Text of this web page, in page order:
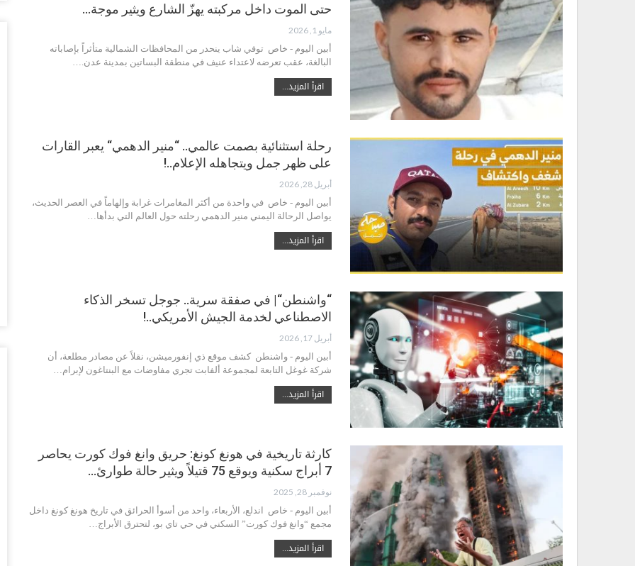
حتى الموت داخل مركبته يهزّ الشارع ويثير موجة…
مايو 1, 2026
أبين اليوم - خاص توفي شاب ينحدر من المحافظات الشمالية متأثراً بإصاباته
البالغة، عقب تعرضه لاعتداء عنيف في منطقة البساتين بمدينة عدن.…
اقرأ المزيد...
رحلة استثنائية بصمت عالمي.. “منير الدهمي“ يعبر القارات
على ظهر جمل ويتجاهله الإعلام..!
أبريل 28, 2026
أبين اليوم - خاص في واحدة من أكثر المغامرات غرابة وإلهاماً في العصر الحديث،
يواصل الرحالة اليمني منير الدهمي رحلته حول العالم التي بدأها…
اقرأ المزيد...
“واشنطن“| في صفقة سرية.. جوجل تسخر الذكاء
الاصطناعي لخدمة الجيش الأمريكي..!
أبريل 17, 2026
أبين اليوم - واشنطن كشف موقع ذي إنفورميشن، نقلاً عن مصادر مطلعة، أن
شركة غوغل التابعة لمجموعة ألفابت تجري مفاوضات مع البنتاغون لإبرام…
اقرأ المزيد...
كارثة تاريخية في هونغ كونغ: حريق وانغ فوك كورت يحاصر
7 أبراج سكنية ويوقع 75 قتيلاً ويثير حالة طوارئ…
نوفمبر 28, 2025
أبين اليوم - خاص اندلع، الأربعاء، واحد من أسوأ الحرائق في تاريخ هونغ كونغ داخل
مجمع “وانغ فوك كورت” السكني في حي تاي بو، لتحترق الأبراج…
اقرأ المزيد...
وبيع